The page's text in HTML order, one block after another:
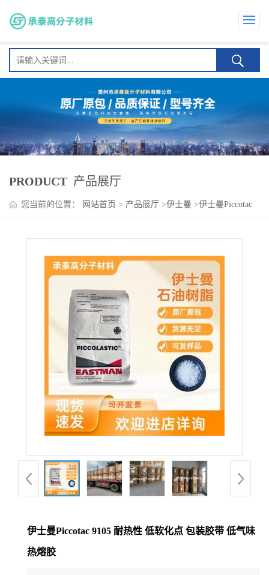
PRODUCT 产品展厅
您当前的位置： 网站首页 > 产品展厅 >伊士曼 >伊士曼Piccotac
伊士曼Piccotac 9105 耐热性 低软化点 包装胶带 低气味
热熔胶